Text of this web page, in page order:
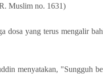
Muslim no. 1631)
dosa yang terus mengalir
menyatakan, "Sungguh